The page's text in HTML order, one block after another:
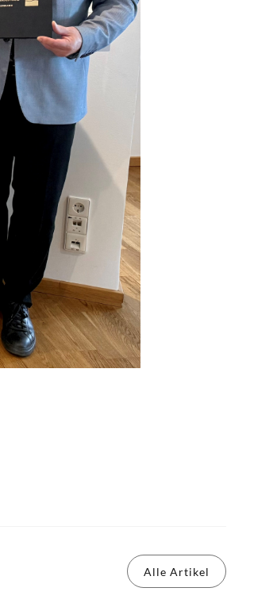
Alle Artikel